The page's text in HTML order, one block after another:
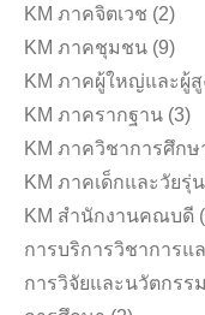
KM ภาคจิตเวช (2)
KM ภาคชุมชน (9)
KM ภาคผู้ใหญ่และผู้สู
KM ภาครากฐาน (3)
KM ภาควิชาการศึก
KM ภาคเด็กและวัยรุ่น
KM สำนักงานคณบดี
การบริการวิชาการแ
การวิจัยและนวัตกรรม